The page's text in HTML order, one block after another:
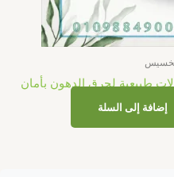
طبيعية لحرق الدهون بأمان
إضافة إلى السلة